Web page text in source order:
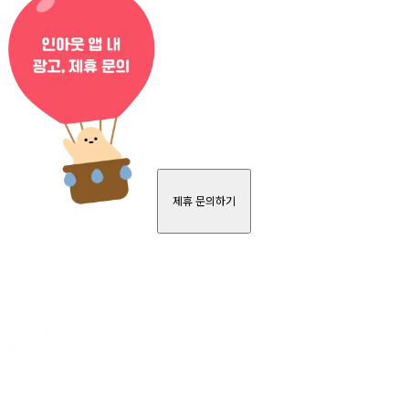
제휴 문의하기